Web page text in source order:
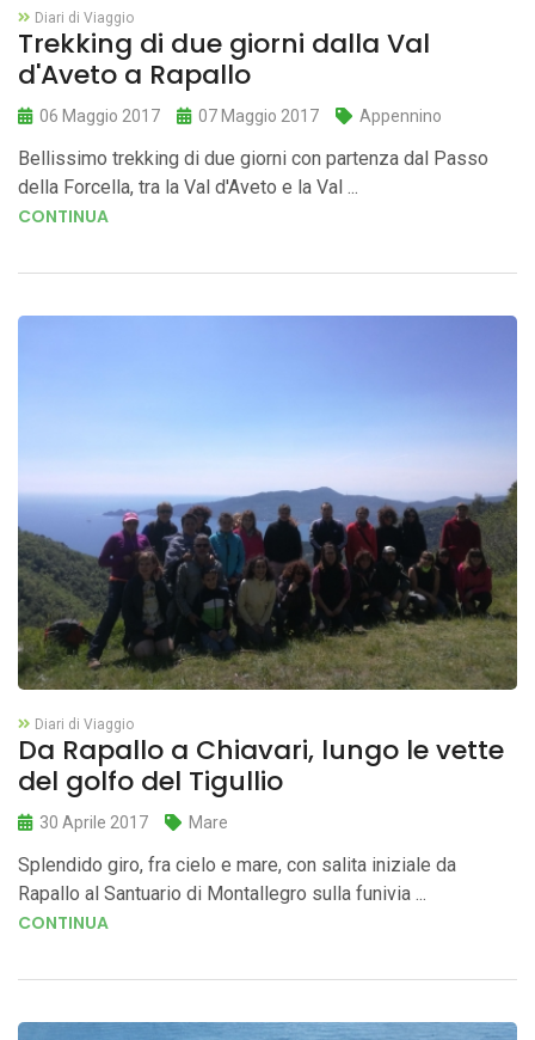
Diari di Viaggio
Trekking di due giorni dalla Val
d'Aveto a Rapallo
06 Maggio 2017 07 Maggio 2017 Appennino
Bellissimo trekking di due giorni con partenza dal Passo
della Forcella, tra la Val d'Aveto e la Val ...
CONTINUA
Diari di Viaggio
Da Rapallo a Chiavari, lungo le vette
del golfo del Tigullio
30 Aprile 2017 Mare
Splendido giro, fra cielo e mare, con salita iniziale da
Rapallo al Santuario di Montallegro sulla funivia ...
CONTINUA